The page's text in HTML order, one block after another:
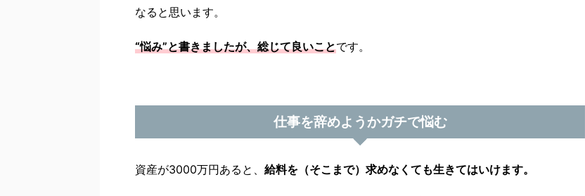
なると思います。
“悩み”と書きましたが、総じて良いことです。
仕事を辞めようかガチで悩む
資産が3000万円あると、 給料を（そこまで）求めなくても生きてはいけます。